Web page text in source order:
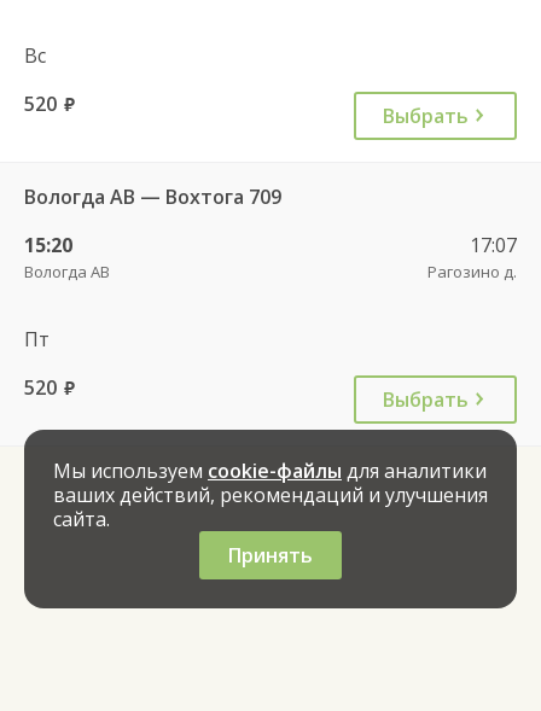
Вс
520 руб. Выбрать
Вологда АВ — Вохтога 709
15:20
Вологда АВ
17:07
Рагозино д.
Пт
520 руб. Выбрать
Мы используем cookie-файлы для аналитики
ваших действий, рекомендаций и улучшения
сайта.
Принять